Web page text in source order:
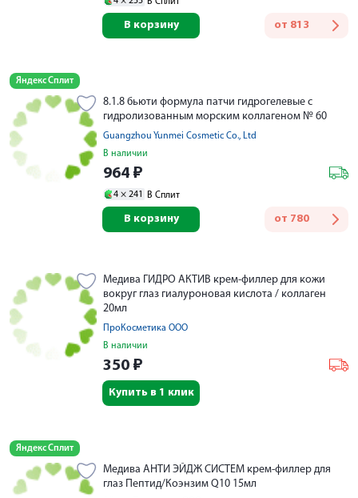
от 813
В корзину
Яндекс Сплит
8.1.8 бьюти формула патчи гидрогелевые с
гидролизованным морским коллагеном № 60
Guangzhou Yunmei Cosmetic Co., Ltd
В наличии
964 ₽
4 × 241 В Сплит
от 780
В корзину
Медива ГИДРО АКТИВ крем-филлер для кожи
вокруг глаз гиалуроновая кислота / коллаген
20мл
ПроКосметика ООО
В наличии
350 ₽
Купить в 1 клик
Яндекс Сплит
Медива АНТИ ЭЙДЖ СИСТЕМ крем-филлер для
глаз Пептид/Коэнзим Q10 15мл